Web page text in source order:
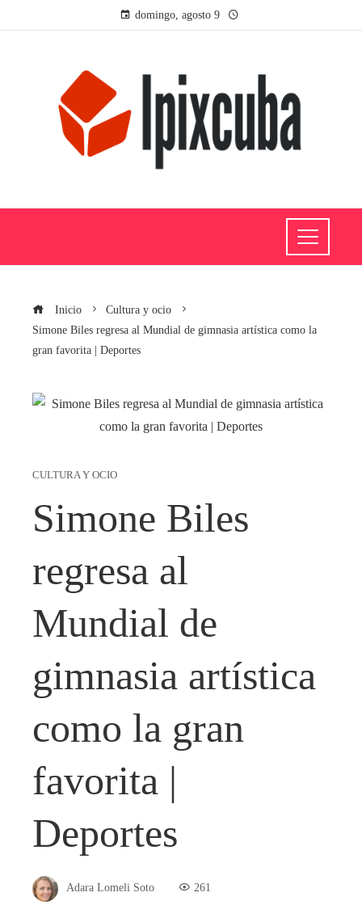
domingo, agosto 9
Inicio
Cultura y ocio
Simone Biles regresa al Mundial de gimnasia artística como la
gran favorita | Deportes
CULTURA Y OCIO
Simone Biles
regresa al
Mundial de
gimnasia artística
como la gran
favorita |
Deportes
Adara Lomeli Soto 261